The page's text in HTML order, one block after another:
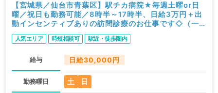
【宮城県／仙台市青葉区】駅チカ病院★毎週土曜or日
曜／祝日も勤務可能／8時半～17時半、日給3万円＋出
動インセンティブありの訪問診療のお仕事です◇（一
般内科／非常勤）
人気エリア 時短相談可 駅近・徒歩圏内
給与 日給30,000円
勤務曜日 土 日